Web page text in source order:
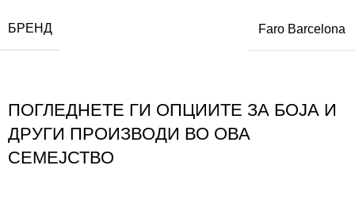
БРЕНД Faro Barcelona
ПОГЛЕДНЕТЕ ГИ ОПЦИИТЕ ЗА БОЈА И
ДРУГИ ПРОИЗВОДИ ВО ОВА
СЕМЕЈСТВО